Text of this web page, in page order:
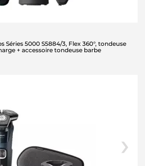
Séries 5000 S5884/3, Flex 360°, tondeuse
+ accessoire tondeuse barbe